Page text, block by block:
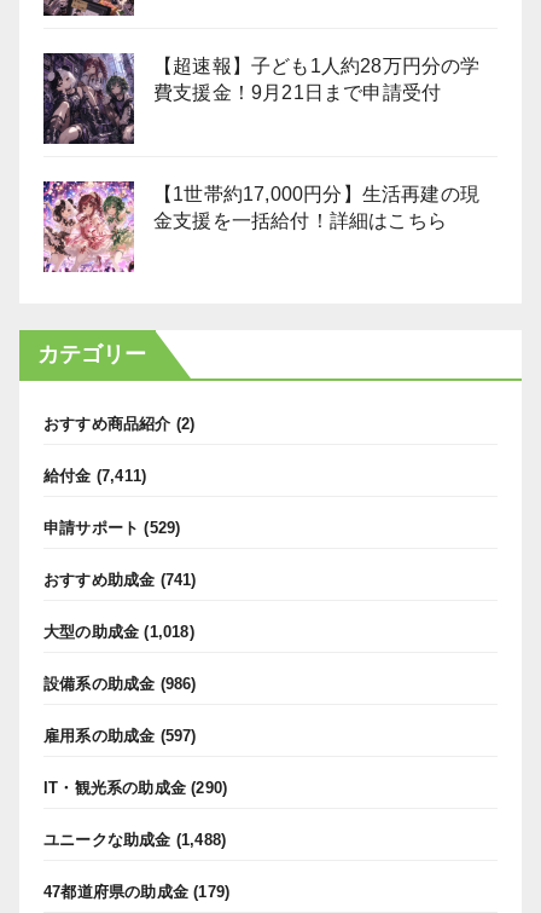
【超速報】子ども1人約28万円分の学
費支援金！9月21日まで申請受付
【1世帯約17,000円分】生活再建の現
金支援を一括給付！詳細はこちら
カテゴリー
おすすめ商品紹介 (2)
給付金 (7,411)
申請サポート (529)
おすすめ助成金 (741)
大型の助成金 (1,018)
設備系の助成金 (986)
雇用系の助成金 (597)
IT・観光系の助成金 (290)
ユニークな助成金 (1,488)
47都道府県の助成金 (179)